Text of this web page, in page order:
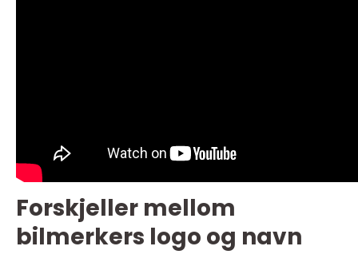
Forskjeller mellom
bilmerkers logo og navn